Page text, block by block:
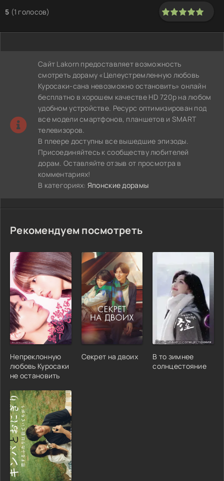
5 (1 голосов)
Сайт Lakorn предоставляет возможность
смотреть дораму «Целеустремленную любовь
Куросаки-сана невозможно остановить» онлайн
бесплатно в хорошем качестве HD 720p на любом
удобном устройстве. Ресурс оптимизирован под
все модели смартфонов, планшетов и SMART
телевизоров.
В плеере доступны все вышедшие эпизоды.
Присоединяйтесь к сообществу любителей
дорам. Оставляйте отзыв от просмотра в
комментариях!
В категориях: Японские дорамы
Рекомендуем посмотреть
Непреклонную
любовь Куросаки
не остановить
Секрет на двоих
В то зимнее
солнцестояние